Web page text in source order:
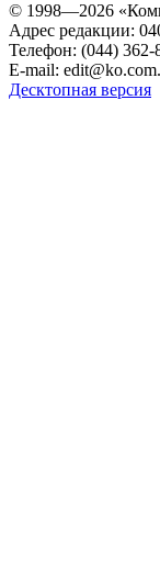
© 1998—2026
Адрес редакции:
Телефон: (044) 362-
E-mail:
Десктопная версия